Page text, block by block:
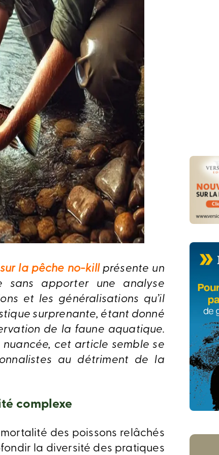
la pêche no-killprésente un
sans apporter une analyse
et les généralisations qu’il
surprenante, étant donné
de la faune aquatique.
nuancée, cet article semble se
au détriment de la
complexe
des poissons relâchés
la diversité des pratiques